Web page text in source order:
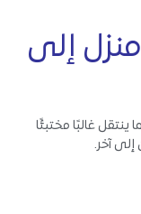
إلى
ينتقل غالبًا مختبئًا
آخر.